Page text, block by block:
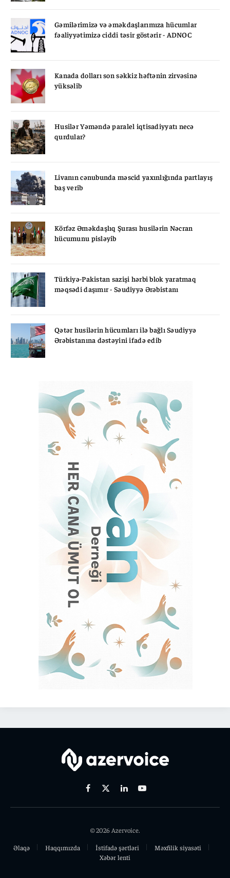
Gəmilərimizə və əməkdaşlarımıza hücumlar
fəaliyyətimizə ciddi təsir göstərir - ADNOC
Kanada dolları son səkkiz həftənin zirvəsinə
yüksəlib
Husilər Yəməndə paralel iqtisadiyyatı necə
qurdular?
Livanın cənubunda məscid yaxınlığında partlayış
baş verib
Körfəz Əməkdaşlıq Şurası husilərin Nəcran
hücumunu pisləyib
Türkiyə-Pakistan sazişi hərbi blok yaratmaq
məqsədi daşımır - Səudiyyə Ərəbistanı
Qətər husilərin hücumları ilə bağlı Səudiyyə
Ərəbistanına dəstəyini ifadə edib
Facebook
X
LinkedinYoutube
© 2026 Azervoice.
Əlaqə
Haqqımızda İstifadə şərtləri
Məxfilik siyasəti
Xəbər lenti